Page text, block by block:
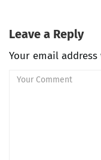
Leave a Reply
Your email